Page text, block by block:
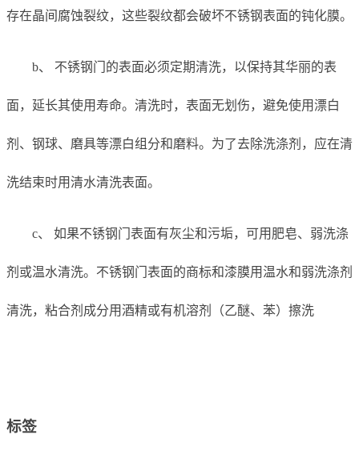
存在晶间腐蚀裂纹，这些裂纹都会破坏不锈钢表面的钝化膜。
b、 不锈钢门的表面必须定期清洗，以保持其华丽的表
面，延长其使用寿命。清洗时，表面无划伤，避免使用漂白
剂、钢球、磨具等漂白组分和磨料。为了去除洗涤剂，应在清
洗结束时用清水清洗表面。
c、 如果不锈钢门表面有灰尘和污垢，可用肥皂、弱洗涤
剂或温水清洗。不锈钢门表面的商标和漆膜用温水和弱洗涤剂
清洗，粘合剂成分用酒精或有机溶剂（乙醚、苯）擦洗
标签